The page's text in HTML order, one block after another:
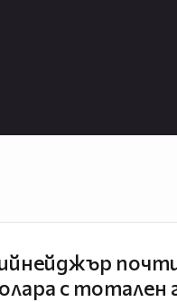
с тотален